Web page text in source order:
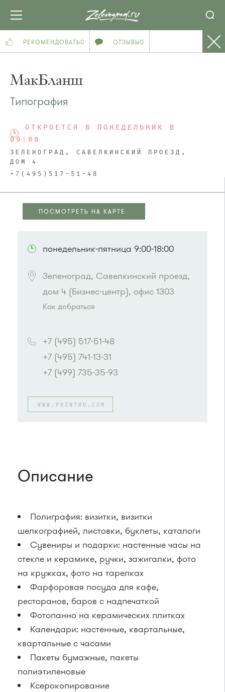
РЕКОМЕНДОВАТЬ0 ОТЗЫВЫ0
МакБланш
Типография
ОТКРОЕТСЯ В ПОНЕДЕЛЬНИК В
09:00
ЗЕЛЕНОГРАД, САВЕЛКИНСКИЙ ПРОЕЗД,
ДОМ 4
+7(495)517-51-48
ПОСМОТРЕТЬ НА КАРТЕ
понедельник-пятница 9:00-18:00
Зеленоград, Савелкинский проезд,
Как добраться
Автобусы № 2, 3, 9, 11, 19, 31, 32.
Маршрутка № 409м, 419м
или до остановки"Товары для дома"
Автобусы № 1, 3, 8, 11, 19, 29, 32, 400, 400э.
Маршрутка № 408м, 419м, 476м
+7 (495) 517-51-48
+7 (495) 741-13-31
+7 (499) 735-35-93
WWW.PRINTRU.COM
Описание
Полиграфия: визитки, визитки
шелкографией, листовки, буклеты, каталоги
Сувениры и подарки: настенные часы на
стекле и керамике, ручки, зажигалки, фото
на кружках, фото на тарелках
Фарфоровая посуда для кафе,
ресторанов, баров с надпечаткой
Фотопанно на керамических плитках
Календари: настенные, квартальные,
квартальные с часами
Пакеты бумажные, пакеты
полиэтиленовые
Ксерокопирование